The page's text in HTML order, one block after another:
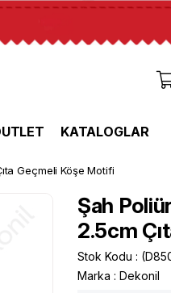
KATALOGLAR
Geçmeli Köşe Motifi
Şah
2.5cm
Stok Kodu
Marka : Dekonil